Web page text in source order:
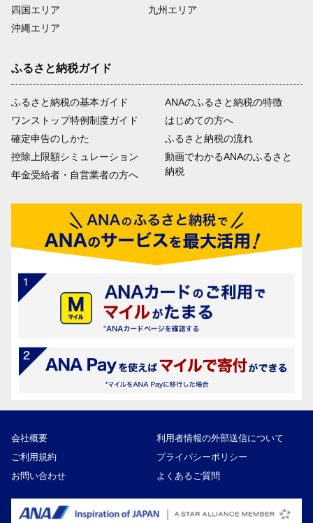
四国エリア
沖縄エリア
九州エリア
ふるさと納税ガイド
ふるさと納税の基本ガイド
ワンストップ特例制度ガイド
確定申告のしかた
控除上限額シミュレーション
年金受給者・自営業者の方へ
ANAのふるさと納税の特徴
はじめての方へ
ふるさと納税の流れ
動画でわかるANAのふるさと
納税
会社概要
利用者情報の外部送信について
ご利用規約
プライバシーポリシー
お問い合わせ
よくあるご質問